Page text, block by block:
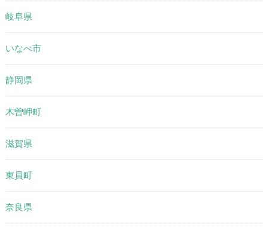
岐阜県
いなべ市
静岡県
木曽岬町
滋賀県
東員町
奈良県